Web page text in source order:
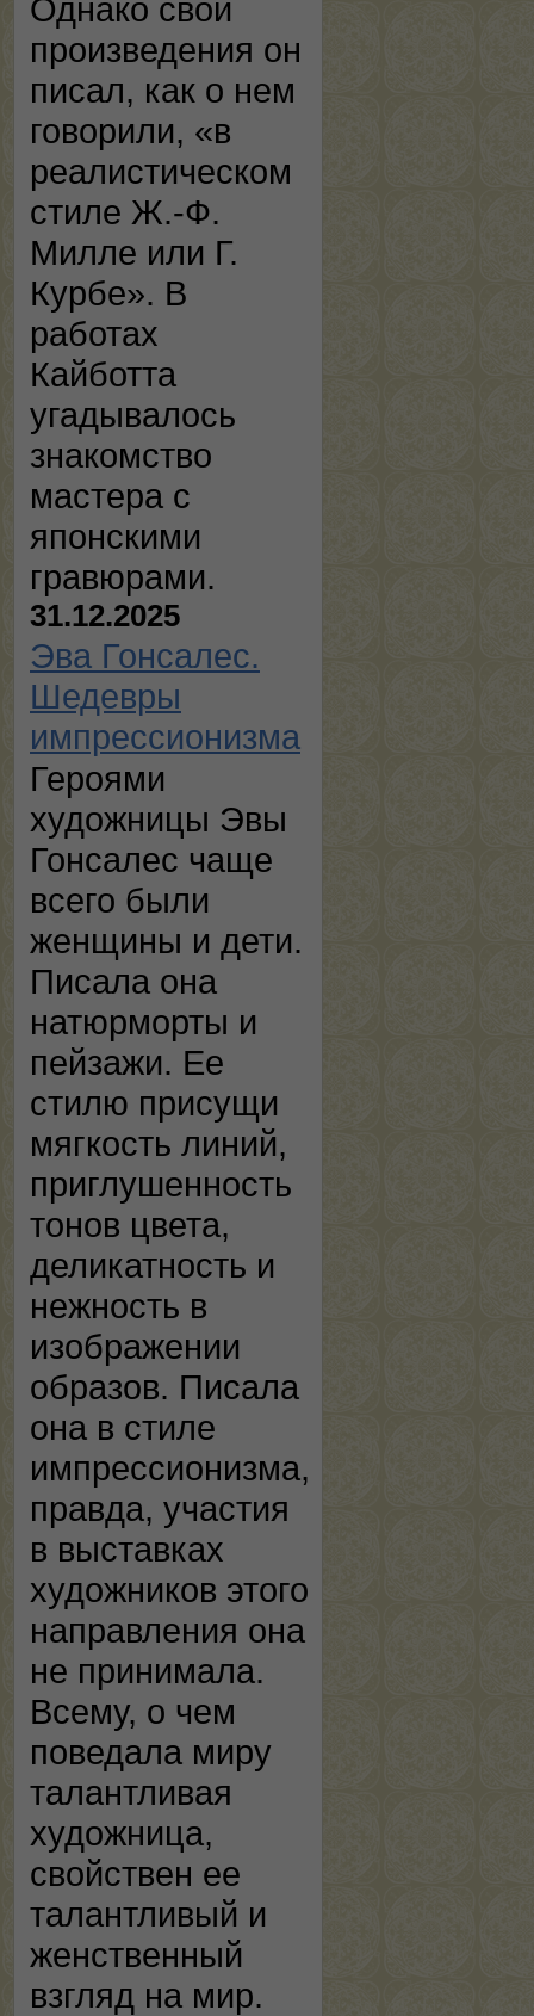
Однако свои
произведения он
писал, как о нем
говорили, «в
реалистическом
стиле Ж.-Ф.
Милле или Г.
Курбе». В
работах
Кайботта
угадывалось
знакомство
мастера с
японскими
гравюрами.
31.12.2025
Эва Гонсалес.
Шедевры
импрессионизма
Героями
художницы Эвы
Гонсалес чаще
всего были
женщины и дети.
Писала она
натюрморты и
пейзажи. Ее
стилю присущи
мягкость линий,
приглушенность
тонов цвета,
деликатность и
нежность в
изображении
образов. Писала
она в стиле
импрессионизма,
правда, участия
в выставках
художников этого
направления она
не принимала.
Всему, о чем
поведала миру
талантливая
художница,
свойствен ее
талантливый и
женственный
взгляд на мир.